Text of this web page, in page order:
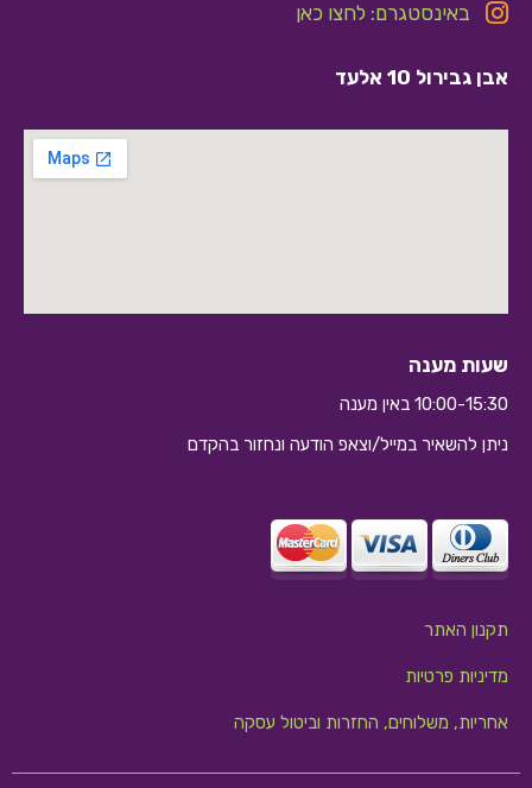
באינסטגרם: לחצו כאן
אבן גבירול 10 אלעד
שעות מענה
10:00-15:30 באין מענה
ניתן להשאיר במייל/וצאפ הודעה ונחזור בהקדם
תקנון האתר
מדיניות פרטיות
אחריות, משלוחים, החזרות וביטול עסקה